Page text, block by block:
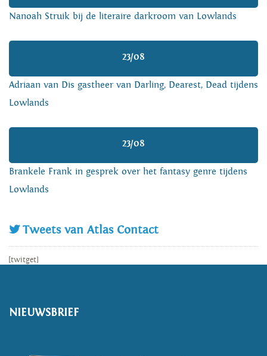
Nanoah Struik bij de literaire darkroom van Lowlands
23/08
Adriaan van Dis gastheer van Darling, Dearest, Dead tijdens
Lowlands
23/08
Brankele Frank in gesprek over het fantasy genre tijdens
Lowlands
Tweets van Atlas Contact
[twitget]
NIEUWSBRIEF